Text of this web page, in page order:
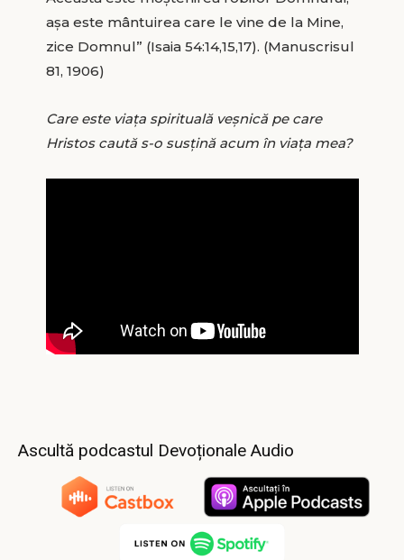
așa este mântuirea care le vine de la Mine,
zice Domnul” (Isaia 54:14,15,17). (Manuscrisul
81, 1906)
Care este viața spirituală veșnică pe care
Hristos caută s-o susțină acum în viața mea?
Ascultă podcastul Devoționale Audio